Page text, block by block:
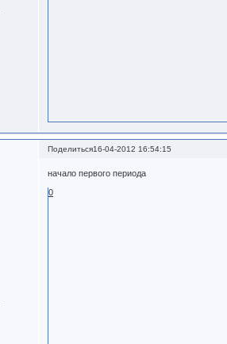
Поделиться16-04-2012 16:54:15
начало первого периода
0